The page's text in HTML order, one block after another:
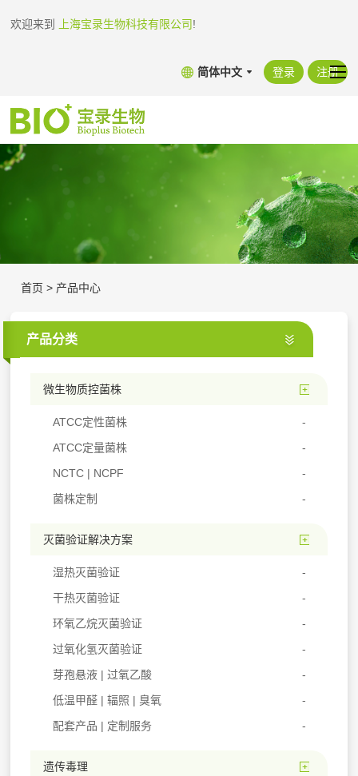
欢迎来到 上海宝录生物科技有限公司!
简体中文 登录 注册
首页 > 产品中心
产品分类
微生物质控菌株
ATCC定性菌株
ATCC定量菌株
NCTC | NCPF
菌株定制
灭菌验证解决方案
湿热灭菌验证
干热灭菌验证
环氧乙烷灭菌验证
过氧化氢灭菌验证
芽孢悬液 | 过氧乙酸
低温甲醛 | 辐照 | 臭氧
配套产品 | 定制服务
遗传毒理